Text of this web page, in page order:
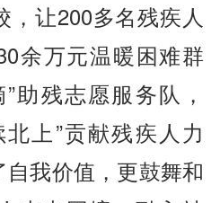
，让200多名残疾人
余万元温暖困难群
助残志愿服务队，
上”贡献残疾人力
我价值，更鼓舞和